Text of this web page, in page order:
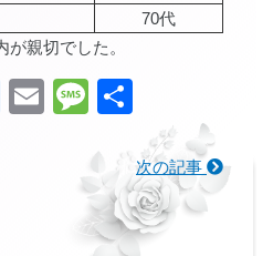
70代
親切でした。
Messenger
EmailMessage
有
次の記事